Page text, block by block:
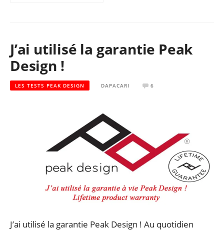
J’ai utilisé la garantie Peak
Design !
LES TESTS PEAK DESIGN DAPACARI 6
J’ai utilisé la garantie Peak Design ! Au quotidien